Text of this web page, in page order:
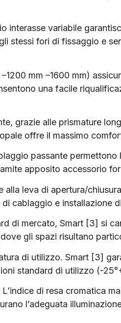
interasse variabile
stessi fori di fissaggio e
mm –1600 mm)
una facile
grazie alle prismature
offre il massimo
passante permettono
apposito accessorio
leva di apertura/
cablaggio e installazione
di mercato, Smart [3] si
gli spazi risultano
di utilizzo. Smart [3]
standard di utilizzo (-
di resa cromatica
l’adeguata